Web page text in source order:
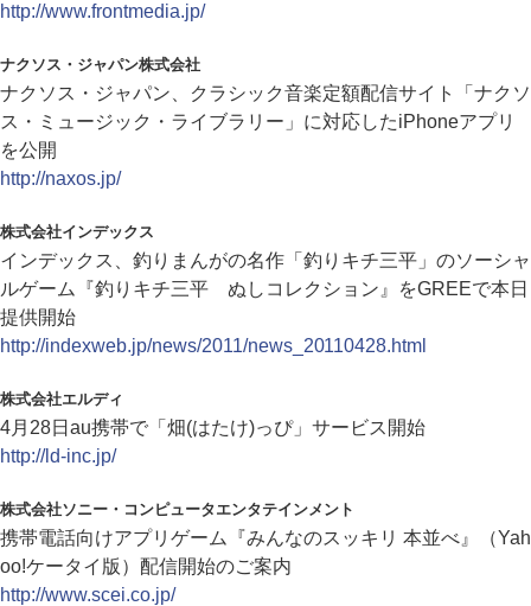
http://www.frontmedia.jp/
ナクソス・ジャパン株式会社
ナクソス・ジャパン、クラシック音楽定額配信サイト「ナクソ
ス・ミュージック・ライブラリー」に対応したiPhoneアプリ
を公開
http://naxos.jp/
株式会社インデックス
インデックス、釣りまんがの名作「釣りキチ三平」のソーシャ
ルゲーム『釣りキチ三平 ぬしコレクション』をGREEで本日
提供開始
http://indexweb.jp/news/2011/news_20110428.html
株式会社エルディ
4月28日au携帯で「畑(はたけ)っぴ」サービス開始
http://ld-inc.jp/
株式会社ソニー・コンピュータエンタテインメント
携帯電話向けアプリゲーム『みんなのスッキリ 本並べ』（Yah
oo!ケータイ版）配信開始のご案内
http://www.scei.co.jp/